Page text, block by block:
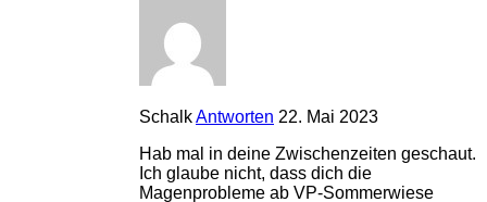
SchalkAntworten 22. Mai 2023
Hab mal in deine Zwischenzeiten geschaut.
Ich glaube nicht, dass dich die
Magenprobleme ab VP-Sommerwiese